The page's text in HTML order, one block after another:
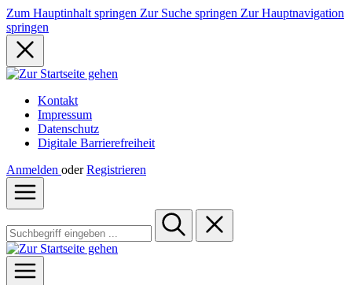
Zum Hauptinhalt springen Zur Suche springen Zur Hauptnavigation
springen
Kontakt
Impressum
Datenschutz
Digitale Barrierefreiheit
Anmelden oder Registrieren